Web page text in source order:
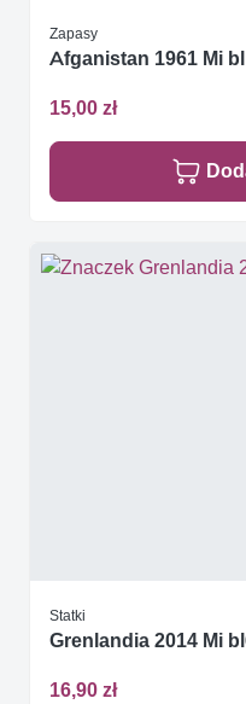
Zapasy
Afganistan 1961 Mi
15,00 zł
Statki
Grenlandia 2014 Mi
16,90 zł